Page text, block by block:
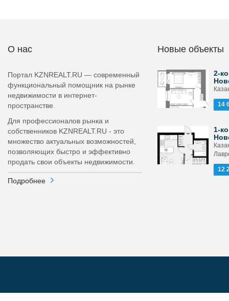
О нас
Портал KZNREALT.RU — современный
функциональный помощник на рынке
недвижимости в интернет-
пространстве.
Для профессионалов рынка и
собственников KZNREALT.RU - это
множество актуальных возможностей,
позволяющих быстро и эффективно
продать свои объекты недвижимости.
Подробнее
Новые объекты
2-
14
1-
12